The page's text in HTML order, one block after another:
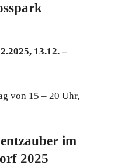
13.12. –
von 15 – 20 Uhr,
im
2025